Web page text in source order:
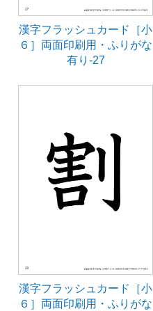
漢字フラッシュカード［小
６］両面印刷用・ふりがな
有り-27
漢字フラッシュカード［小
６］両面印刷用・ふりがな